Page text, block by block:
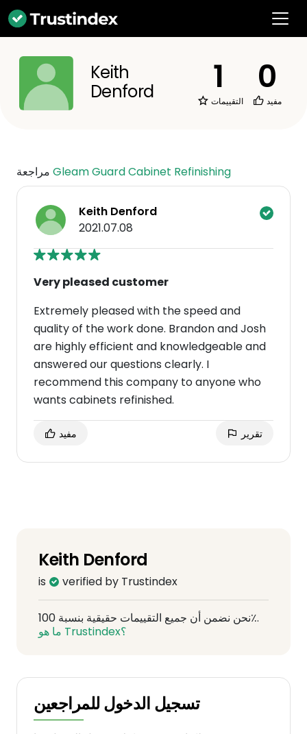
Keith
Denford
1
التقييمات
0
مفيد
Gleam Guard Cabinet Refinishing
Keith Denford
2021.07.08
Very pleased customer
Extremely pleased with the speed and
quality of the work done. Brandon and Josh
are highly efficient and knowledgeable and
answered our questions clearly. I
recommend this company to anyone who
wants cabinets refinished.
مفيد تقرير
Keith Denford
is verified by Trustindex
نحن نضمن أن جميع التقييمات حقيقية بنسبة 100٪.
ما هو Trustindex؟
تسجيل الدخول للمراجعين